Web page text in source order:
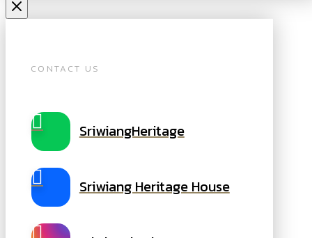
CONTACT US
SriwiangHeritage
Sriwiang Heritage House